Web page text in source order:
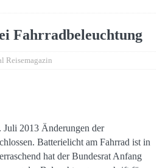
Fahrradbeleuchtung
Reisemagazin
Juli 2013 Änderungen der
Batterielicht am Fahrrad ist in
hat der Bundesrat Anfang